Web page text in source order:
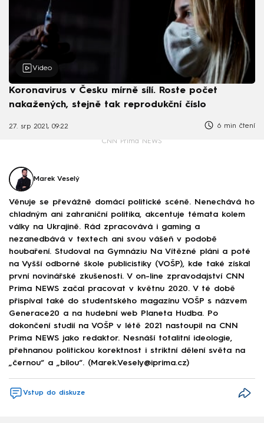
Video
Koronavirus v Česku mírně sílí. Roste počet
nakažených, stejně tak reprodukční číslo
27. srp 2021, 09:22 6 min čtení
zdravotnictví vakcína
CNN Prima NEWS
Marek Veselý
Věnuje se převážně domácí politické scéně. Nenechává ho
chladným ani zahraniční politika, akcentuje témata kolem
války na Ukrajině. Rád zpracovává i gaming a
nezanedbává v textech ani svou vášeň v podobě
houbaření. Studoval na Gymnáziu Na Vítězné pláni a poté
na Vyšší odborné škole publicistiky (VOŠP), kde také získal
první novinářské zkušenosti. V on-line zpravodajství CNN
Prima NEWS začal pracovat v květnu 2020. V té době
přispíval také do studentského magazínu VOŠP s názvem
Generace20 a na hudební web Planeta Hudba. Po
dokončení studií na VOŠP v létě 2021 nastoupil na CNN
Prima NEWS jako redaktor. Nesnáší totalitní ideologie,
přehnanou politickou korektnost i striktní dělení světa na
„černou“ a „bílou“. (Marek.Vesely@iprima.cz)
Vstup do diskuze